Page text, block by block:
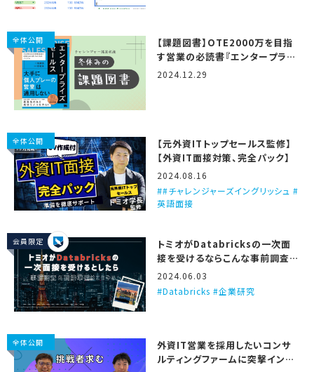
全体公開
【課題図書】OTE2000万を目指
す営業の必読書『エンタープライ
ズセールス』
2024.12.29
全体公開
【元外資ITトップセールス監修】
【外資IT面接対策、完全パック】
2024.08.16
#チャレンジャーズイングリッシュ #
英語面接
会員限定
トミオがDatabricksの一次面
接を受けるならこんな事前調査と
準備をする、という話
2024.06.03
Databricks #企業研究
全体公開
外資IT営業を採用したいコンサ
ルティングファームに突撃インタ